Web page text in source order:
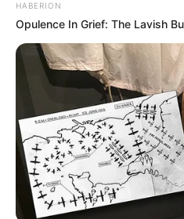
interesan. Para
favor, active
ACTIVAR AHORA
TEMAS DESTACADOS
CATATUMBO
HABERION
Opulence In Grief: The Lavish